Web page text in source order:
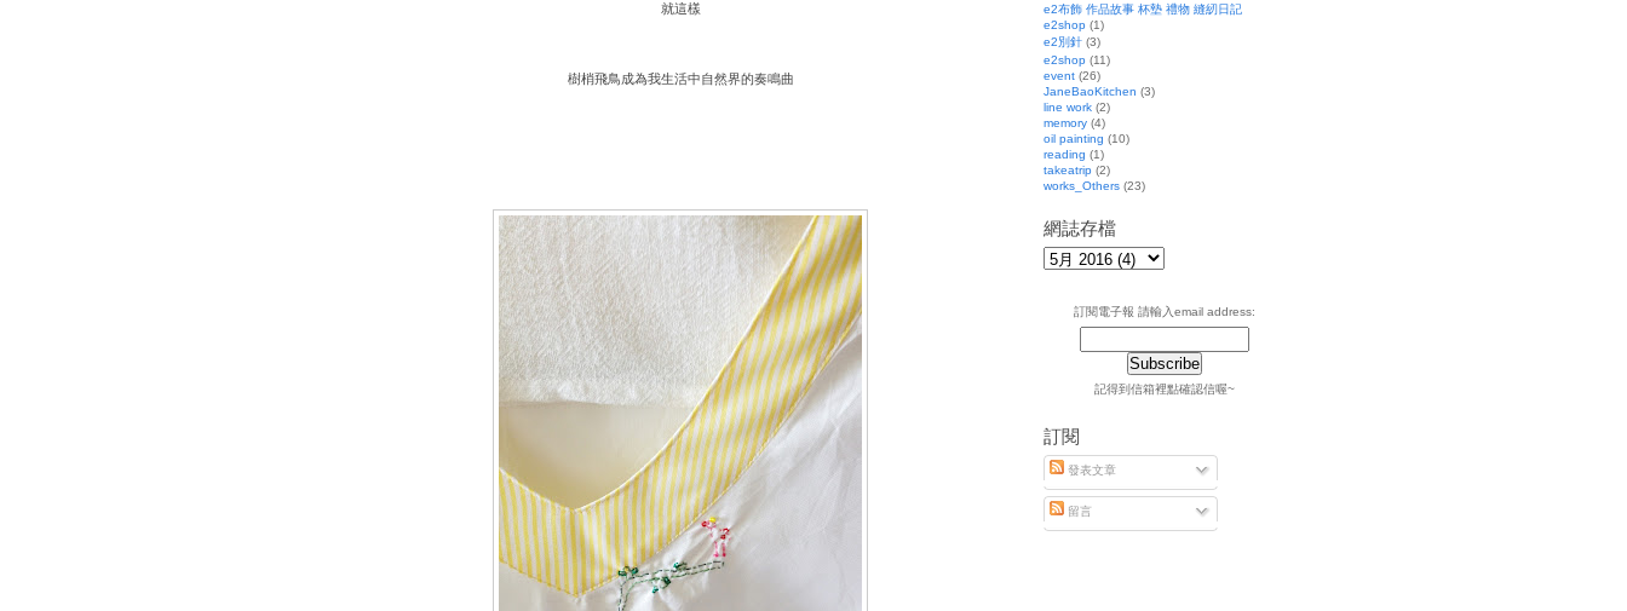
就這樣
樹梢飛鳥成為我生活中自然界的奏鳴曲
e2布飾 作品故事 杯墊 禮物 縫紉日記
e2shop (1)
e2別針 (3)
e2shop (11)
event (26)
JaneBaoKitchen (3)
line work (2)
memory (4)
oil painting (10)
reading (1)
takeatrip (2)
works_Others (23)
網誌存檔
訂閱電子報 請輸入email address:
記得到信箱裡點確認信喔~
訂閱
發表文章
留言